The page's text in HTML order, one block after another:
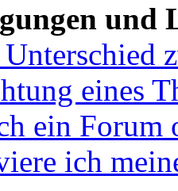
und
eines
ein Forum
ich